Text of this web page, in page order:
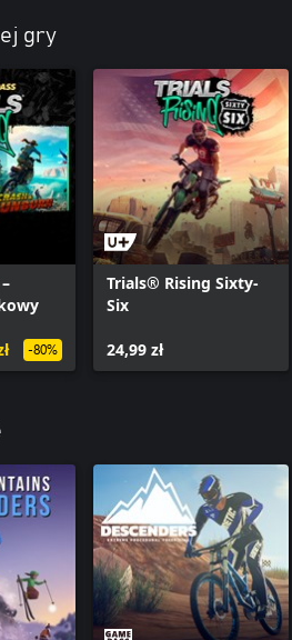
gry
-80%
Trials® Rising Sixty-
Six
24,99 zł